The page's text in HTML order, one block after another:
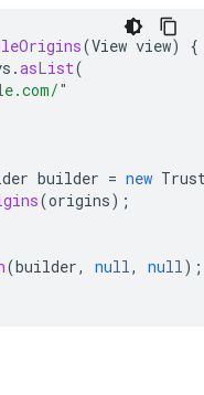
(View view)
{
.asList(
"
builder = new
(origins);
(builder, null, null);